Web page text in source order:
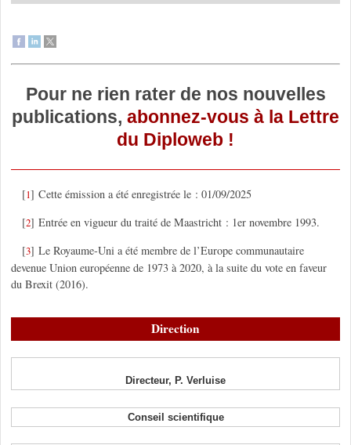
Pour ne rien rater de nos nouvelles
publications, abonnez-vous à la Lettre
du Diploweb !
[1]Cette émission a été enregistrée le : 01/09/2025
[2]Entrée en vigueur du traité de Maastricht : 1er novembre 1993.
[3]Le Royaume-Uni a été membre de l’Europe communautaire
devenue Union européenne de 1973 à 2020, à la suite du vote en faveur
du Brexit (2016).
Direction
Directeur, P. Verluise
Conseil scientifique